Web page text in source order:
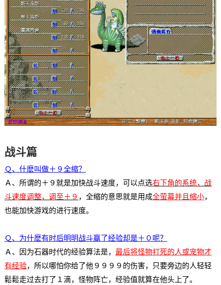
战斗篇
Ｑ、什麽叫做＋９全缩？
Ａ、所谓的＋９就是加快战斗速度，可以点选右下角的系统，战
斗速度调整，调至＋９ ，全缩的意思就是用成全萤幕并且缩小，
也能加快游戏的进行速度。
Ｑ、为什麽有时后明明战斗赢了经验却是＋０呢？
Ａ、因为石器时代的经验算法是， 最后将怪物打死的人或宠物才
有经验，所以哪怕你给了他９９９９的伤害，只要旁边的人轻轻
鬆鬆走过去打了１滴，怪物阵亡，经验值就算在他头上了。